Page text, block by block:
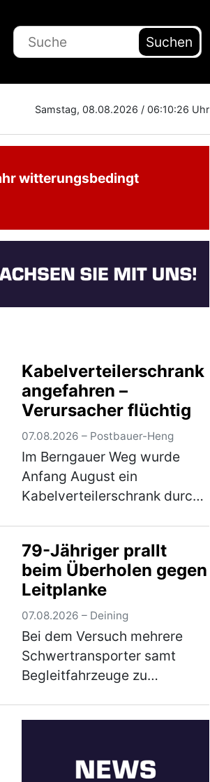
Suchen
Samstag, 08.08.2026 /06:10:27 Uhr
witterungsbedingt
Kabelverteilerschrank
angefahren –
Verursacher flüchtig
07.08.2026 – Postbauer-Heng
Im Berngauer Weg wurde
Anfang August ein
Kabelverteilerschrank durch
Der Unfallverursacher
entfernte sich unerlaubt von
der Unfallstelle, ohne sich um
den …(mehr)
79-Jähriger prallt
beim Überholen gegen
Leitplanke
07.08.2026 – Deining
Bei dem Versuch mehrere
Schwertransporter samt
Begleitfahrzeuge zu
Der Mann war auf der